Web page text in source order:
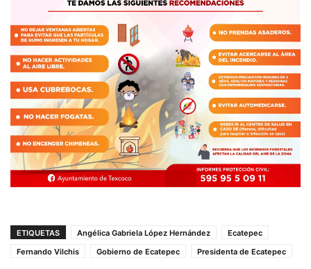
ETIQUETAS Angélica Gabriela López Hernández
Ecatepec
Fernando Vilchis
Gobierno de Ecatepec Presidenta de Ecatepec